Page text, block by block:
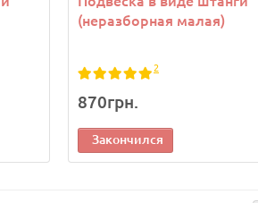
(неразборная малая)
2
870грн.
Закончился